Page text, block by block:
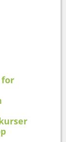
for